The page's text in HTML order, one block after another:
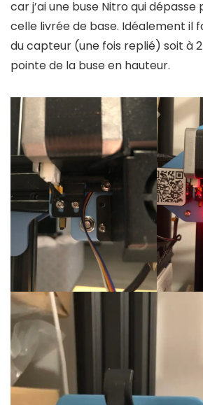
car j’ai une buse Nitro qui
celle livrée de base. Idéalement il
du capteur (une fois replié) soit à
pointe de la buse en hauteur.